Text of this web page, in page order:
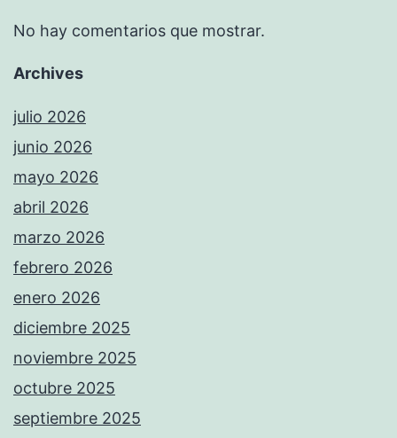
No hay comentarios que mostrar.
Archives
julio 2026
junio 2026
mayo 2026
abril 2026
marzo 2026
febrero 2026
enero 2026
diciembre 2025
noviembre 2025
octubre 2025
septiembre 2025